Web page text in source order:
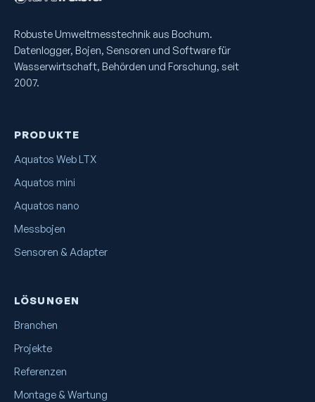
Robuste Umweltmess­technik aus Bochum.
Datenlogger, Bojen, Sensoren und Software für
Wasserwirtschaft, Behörden und Forschung, seit
2007.
PRODUKTE
Aquatos Web LTX
Aquatos mini
Aquatos nano
Messbojen
Sensoren & Adapter
LÖSUNGEN
Branchen
Projekte
Referenzen
Montage & Wartung